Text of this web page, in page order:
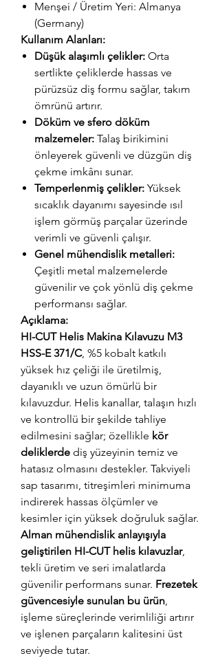
Menşei / Üretim Yeri: Almanya
(Germany)
Kullanım Alanları:
Düşük alaşımlı çelikler: Orta
sertlikte çeliklerde hassas ve
pürüzsüz diş formu sağlar, takım
ömrünü artırır.
Döküm ve sfero döküm
malzemeler: Talaş birikimini
önleyerek güvenli ve düzgün diş
çekme imkânı sunar.
Temperlenmiş çelikler: Yüksek
sıcaklık dayanımı sayesinde ısıl
işlem görmüş parçalar üzerinde
verimli ve güvenli çalışır.
Genel mühendislik metalleri:
Çeşitli metal malzemelerde
güvenilir ve çok yönlü diş çekme
performansı sağlar.
Açıklama:
HI-CUT Helis Makina Kılavuzu M3
HSS-E 371/C, %5 kobalt katkılı
yüksek hız çeliği ile üretilmiş,
dayanıklı ve uzun ömürlü bir
kılavuzdur. Helis kanallar, talaşın hızlı
ve kontrollü bir şekilde tahliye
edilmesini sağlar; özellikle kör
deliklerde diş yüzeyinin temiz ve
hatasız olmasını destekler. Takviyeli
sap tasarımı, titreşimleri minimuma
indirerek hassas ölçümler ve
kesimler için yüksek doğruluk sağlar.
Alman mühendislik anlayışıyla
geliştirilen HI-CUT helis kılavuzlar,
tekli üretim ve seri imalatlarda
güvenilir performans sunar. Frezetek
güvencesiyle sunulan bu ürün
işleme süreçlerinde verimliliği artırır
ve işlenen parçaların kalitesini üst
seviyede tutar.